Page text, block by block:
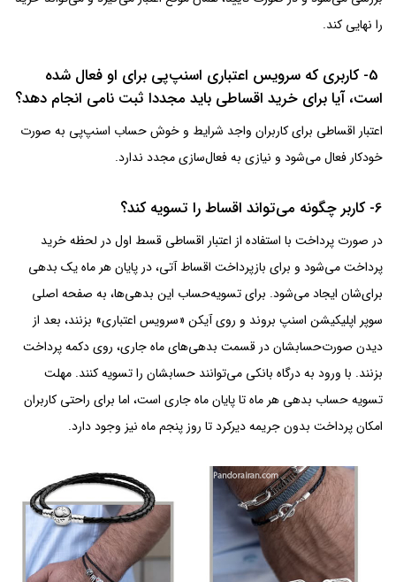
را نهایی کند.
5- کاربری که سرویس اعتباری اسنپ‌پی برای او فعال شده
است، آیا برای خرید اقساطی باید مجددا ثبت نامی انجام دهد؟
اعتبار اقساطی برای کاربران واجد شرایط و خوش حساب اسنپ‌پی به صورت
خودکار فعال می‌شود و نیازی به فعال‌سازی مجدد ندارد.
6- کاربر چگونه می‌تواند اقساط را تسویه کند؟
در صورت پرداخت با استفاده از اعتبار اقساطی قسط اول در لحظه خرید
پرداخت می‌شود و برای بازپرداخت اقساط آتی، در پایان هر ماه یک بدهی
برای‌شان ایجاد می‌شود. برای تسویه‌حساب این بدهی‌ها، به صفحه اصلی
سوپر اپلیکیشن اسنپ بروند و روی آیکن «سرویس اعتباری» بزنند، بعد از
دیدن صورت‌حسابشان در قسمت بدهی‌های ماه جاری، روی دکمه پرداخت
بزنند. با ورود به درگاه بانکی می‌توانند حسابشان را تسویه کنند. مهلت
تسویه‌ حساب بدهی هر ماه تا پایان ماه جاری است، اما برای راحتی کاربران
امکان پرداخت بدون جریمه دیرکرد تا روز پنجم ماه نیز وجود دارد.